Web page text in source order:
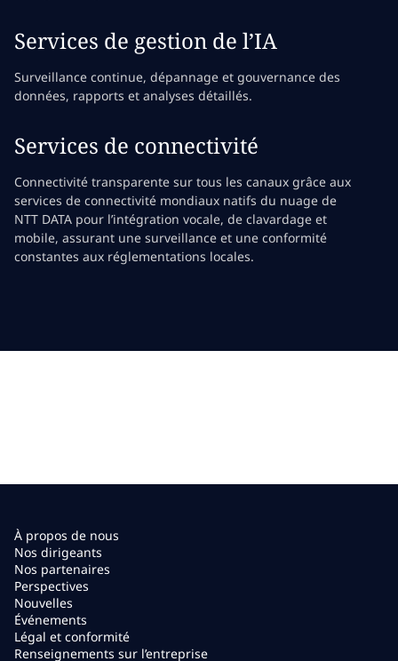
Services de gestion de l’IA
Surveillance continue, dépannage et gouvernance des
données, rapports et analyses détaillés.
Services de connectivité
Connectivité transparente sur tous les canaux grâce aux
services de connectivité mondiaux natifs du nuage de
NTT DATA pour l’intégration vocale, de clavardage et
mobile, assurant une surveillance et une conformité
constantes aux réglementations locales.
À propos de nous
Nos dirigeants
Nos partenaires
Perspectives
Nouvelles
Événements
Légal et conformité
Renseignements sur l’entreprise